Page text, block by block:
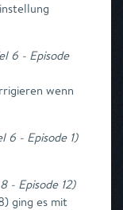
6 - Episode
wenn
6 - Episode 1)
- Episode 12)
ging es mit